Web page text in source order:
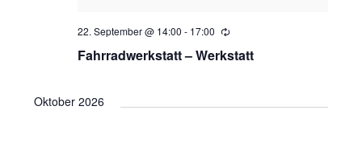
Fahrradwerkstatt – Werkstatt
22. September @ 14:00 - 17:00 Wiederholung
Oktober 2026